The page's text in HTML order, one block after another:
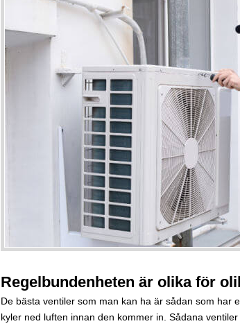
Regelbundenheten är olika för
De bästa ventiler som man kan ha är sådan som har
kyler ned luften innan den kommer in. Sådana